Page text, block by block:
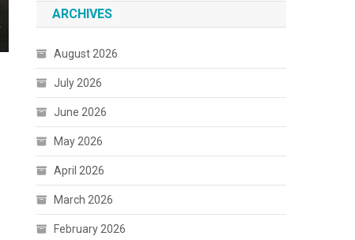
ARCHIVES
August 2026
July 2026
June 2026
May 2026
April 2026
March 2026
February 2026